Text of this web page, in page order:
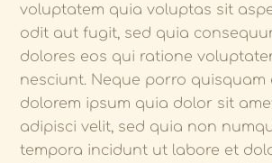
voluptatem quia voluptas sit
odit aut fugit, sed quia
dolores eos qui ratione
nesciunt. Neque porro quisquam
dolorem ipsum quia dolor sit
adipisci velit, sed quia non
tempora incidunt ut labore et